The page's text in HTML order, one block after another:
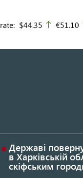
$44.35 up
€51.10
Державі
в Харківській
скіфським